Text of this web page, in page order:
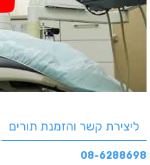
ליצירת קשר והזמנת תורים
08-6288698